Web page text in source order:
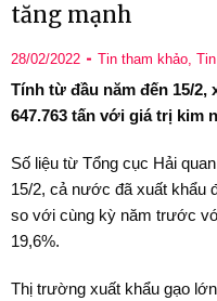
tăng mạnh
28/02/2022 Tin tham khảo,
Tính từ đầu năm đến 15/2,
647.763 tấn với giá trị kim
Số liệu từ Tổng cục Hải
15/2, cả nước đã xuất khẩu
so với cùng kỳ năm trước
19,6%.
Thị trường xuất khẩu gạo